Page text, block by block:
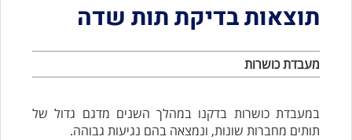
תוצאות בדיקת תות שדה
מעבדת כושרות
במעבדת כושרות בדקנו במהלך השנים מדגם גדול של
תותים מחברות שונות, ונמצאה בהם נגיעות גבוהה.